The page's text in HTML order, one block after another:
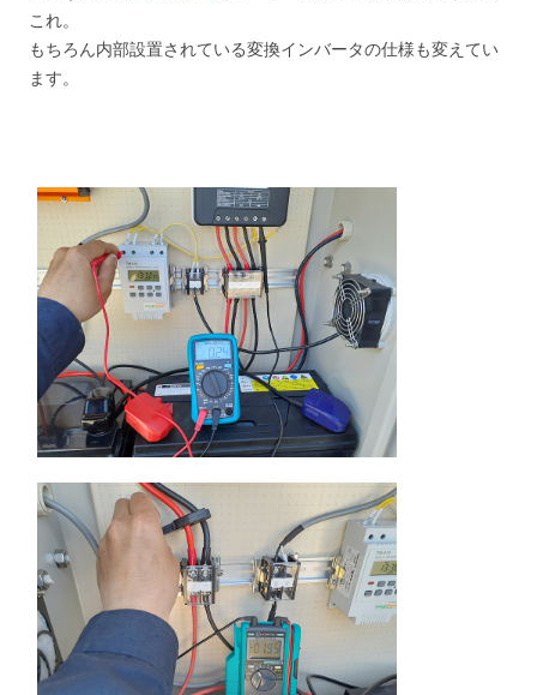
これ。
もちろん内部設置されている変換インバータの仕様も変えてい
ます。